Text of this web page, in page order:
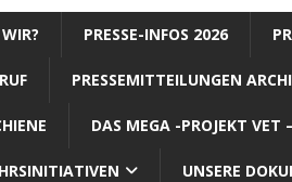
PRESSE-INFOS 2026
PRESSEMITTEILUNGEN
DAS MEGA -PROJEKT
UNSERE